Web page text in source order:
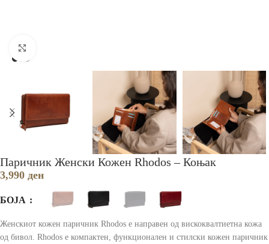
Паричник Женски Кожен Rhodos – Коњак
3,990 ден
БОЈА
Женскиот кожен паричник Rhodos е направен од вискоквалтиетна кожа
од бивол. Rhodos e компактен, функционален и стилски кожен паричник